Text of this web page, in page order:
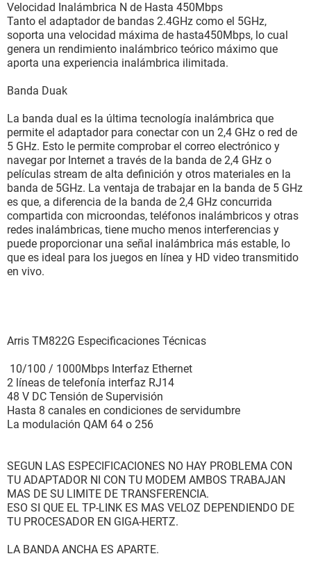
Velocidad Inalámbrica N de Hasta 450Mbps
Tanto el adaptador de bandas 2.4GHz como el 5GHz,
soporta una velocidad máxima de hasta450Mbps, lo cual
genera un rendimiento inalámbrico teórico máximo que
aporta una experiencia inalámbrica ilimitada.
Banda Duak
La banda dual es la última tecnología inalámbrica que
permite el adaptador para conectar con un 2,4 GHz o red de
5 GHz. Esto le permite comprobar el correo electrónico y
navegar por Internet a través de la banda de 2,4 GHz o
películas stream de alta definición y otros materiales en la
banda de 5GHz. La ventaja de trabajar en la banda de 5 GHz
es que, a diferencia de la banda de 2,4 GHz concurrida
compartida con microondas, teléfonos inalámbricos y otras
redes inalámbricas, tiene mucho menos interferencias y
puede proporcionar una señal inalámbrica más estable, lo
que es ideal para los juegos en línea y HD video transmitido
en vivo.
Arris TM822G Especificaciones Técnicas
10/100 / 1000Mbps Interfaz Ethernet
2 líneas de telefonía interfaz RJ14
48 V DC Tensión de Supervisión
Hasta 8 canales en condiciones de servidumbre
La modulación QAM 64 o 256
SEGUN LAS ESPECIFICACIONES NO HAY PROBLEMA CON
TU ADAPTADOR NI CON TU MODEM AMBOS TRABAJAN
MAS DE SU LIMITE DE TRANSFERENCIA.
ESO SI QUE EL TP-LINK ES MAS VELOZ DEPENDIENDO DE
TU PROCESADOR EN GIGA-HERTZ.
LA BANDA ANCHA ES APARTE.